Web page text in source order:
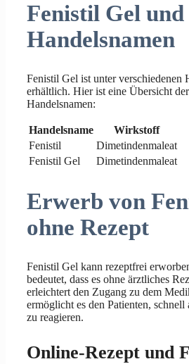
Fenistil Gel und
Handelsnamen
Fenistil Gel ist unter verschiedenen
erhältlich. Hier ist eine Übersicht
Handelsnamen:
Handelsname
Wirkstoff
Fenistil
Dimetindenmaleat
Fenistil Gel
Dimetindenmaleat
Erwerb von
ohne Rezept
Fenistil Gel kann rezeptfrei
bedeutet, dass es ohne ärztliches
erleichtert den Zugang zu dem
ermöglicht es den Patienten,
zu reagieren.
Online-Rezept und